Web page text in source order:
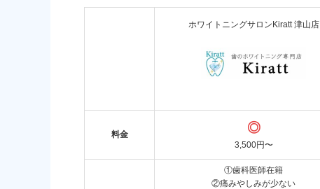
ホワイトニングサロンKiratt 津山店
料金 ◎
3,500円〜
①歯科医師在籍
②痛みやしみが少ない